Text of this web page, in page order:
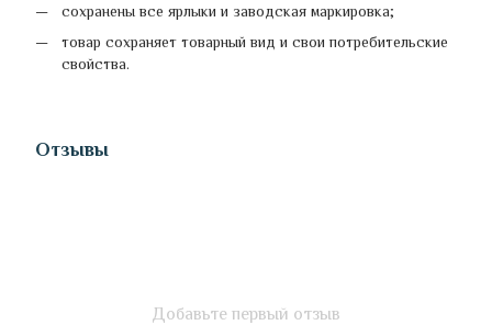
сохранены все ярлыки и заводская маркировка;
товар сохраняет товарный вид и свои потребительские
свойства.
Отзывы
Добавьте первый отзыв